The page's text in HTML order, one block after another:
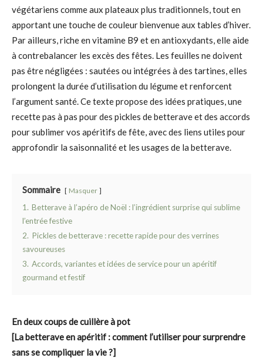
végétariens comme aux plateaux plus traditionnels, tout en
apportant une touche de couleur bienvenue aux tables d’hiver.
Par ailleurs, riche en vitamine B9 et en antioxydants, elle aide
à contrebalancer les excès des fêtes. Les feuilles ne doivent
pas être négligées : sautées ou intégrées à des tartines, elles
prolongent la durée d’utilisation du légume et renforcent
l’argument santé. Ce texte propose des idées pratiques, une
recette pas à pas pour des pickles de betterave et des accords
pour sublimer vos apéritifs de fête, avec des liens utiles pour
approfondir la saisonnalité et les usages de la betterave.
Sommaire Masquer
1. Betterave à l’apéro de Noël : l’ingrédient surprise qui sublime
l’entrée festive
2. Pickles de betterave : recette rapide pour des verrines
savoureuses
3. Accords, variantes et idées de service pour un apéritif
gourmand et festif
En deux coups de cuillère à pot
[La betterave en apéritif : comment l’utiliser pour surprendre
sans se compliquer la vie ?]